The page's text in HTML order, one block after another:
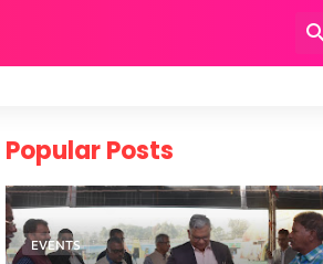
Popular Posts
EVENTS